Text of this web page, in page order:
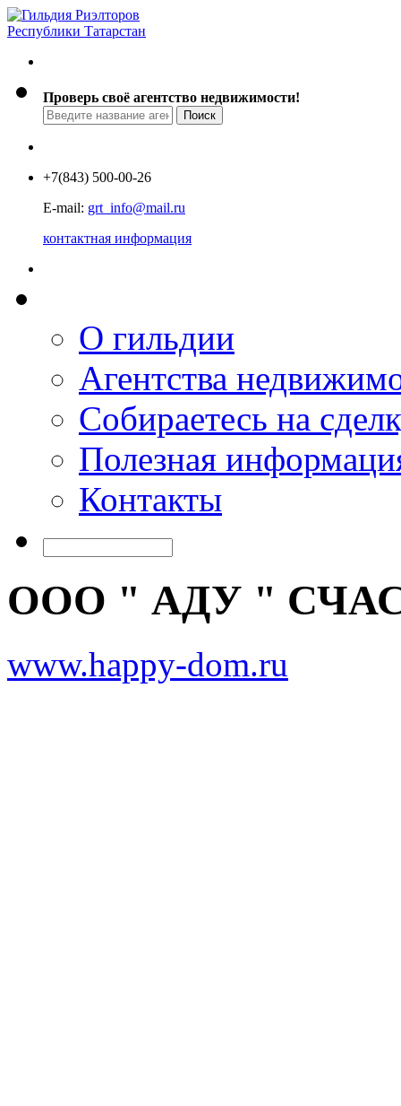
Проверь своё агентство недвижимости!
+7(843) 500-00-26
E-mail: grt_info@mail.ru
контактная информация
О гильдии
Агентства
Собираетесь на
Полезная
Контакты
ООО " АДУ "
www.happy-dom.ru